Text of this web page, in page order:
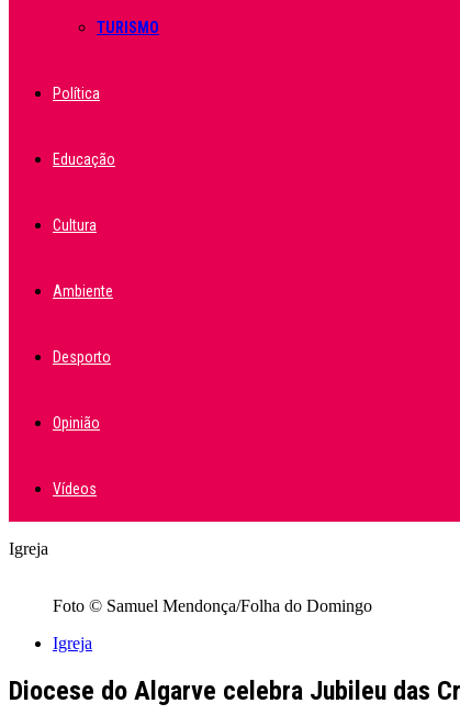
TURISMO
Política
Educação
Cultura
Ambiente
Desporto
Opinião
Vídeos
Igreja
Foto © Samuel Mendonça/Folha do Domingo
Igreja
Diocese do Algarve celebra Jubileu das